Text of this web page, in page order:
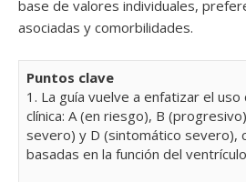
base de valores individuales,
asociadas y comorbilidades.
Puntos clave
1. La guía vuelve a enfatizar el
clínica: A (en riesgo), B
severo) y D (sintomático severo),
basadas en la función del